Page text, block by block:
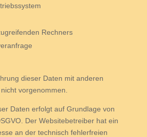
Rechners
dieser Daten mit anderen
vorgenommen.
Daten erfolgt auf Grundlage von
Der Websitebetreiber hat ein
an der technisch fehlerfreien